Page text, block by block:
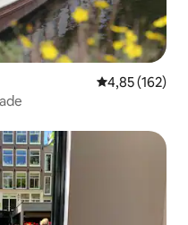
4,85 de uma
4,85 (162)